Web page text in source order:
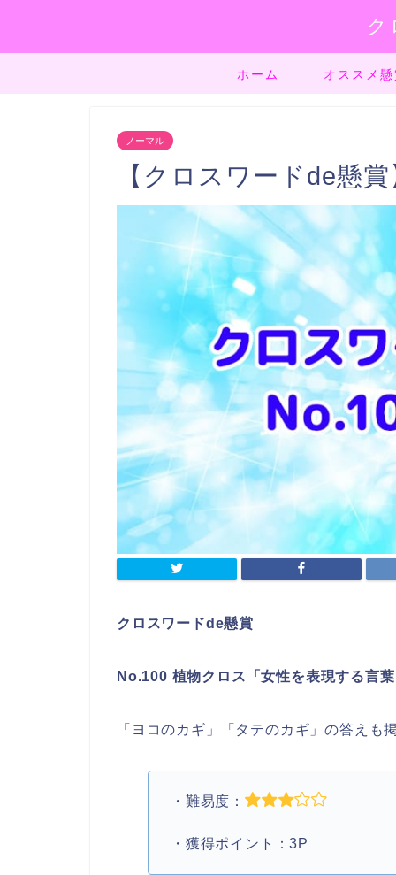
ク
ホーム オススメ
ノーマル
【クロスワードde懸
クロスワードde懸賞
No.100 植物クロス「女性を表現する言
「ヨコのカギ」「タテのカギ」の答え
・難易度：
・獲得ポイント：3P